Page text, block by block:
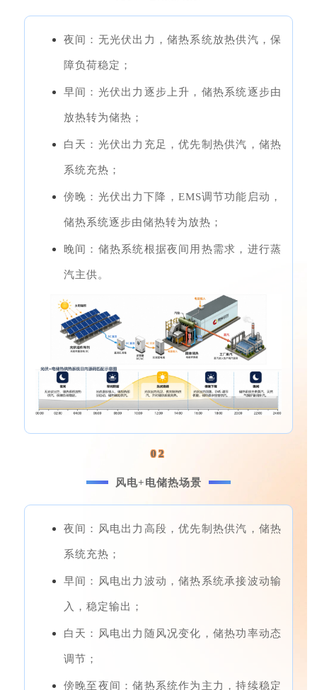
夜间：无光伏出力，储热系统放热供汽，保
障负荷稳定；
早间：光伏出力逐步上升，储热系统逐步由
放热转为储热；
白天：光伏出力充足，优先制热供汽，储热
系统充热；
傍晚：光伏出力下降，EMS调节功能启动，
储热系统逐步由储热转为放热；
晚间：储热系统根据夜间用热需求，进行蒸
汽主供。
02
风电+电储热场景
夜间：风电出力高段，优先制热供汽，储热
系统充热；
早间：风电出力波动，储热系统承接波动输
入，稳定输出；
白天：风电出力随风况变化，储热功率动态
调节；
傍晚至夜间：储热系统作为主力，持续稳定